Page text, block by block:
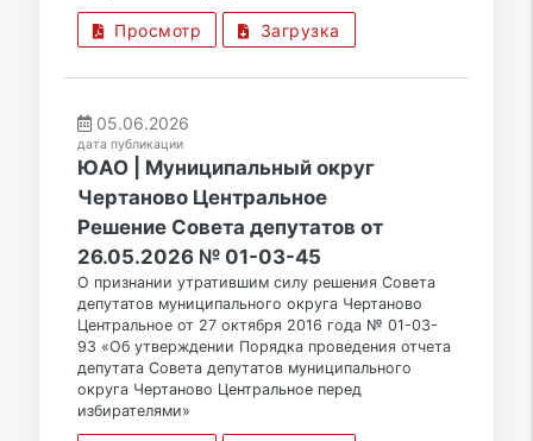
Просмотр Загрузка
05.06.2026
дата публикации
ЮАО | Муниципальный округ
Чертаново Центральное
Решение Совета депутатов от
26.05.2026 № 01-03-45
О признании утратившим силу решения Совета
депутатов муниципального округа Чертаново
Центральное от 27 октября 2016 года № 01-03-
93 «Об утверждении Порядка проведения отчета
депутата Совета депутатов муниципального
округа Чертаново Центральное перед
избирателями»